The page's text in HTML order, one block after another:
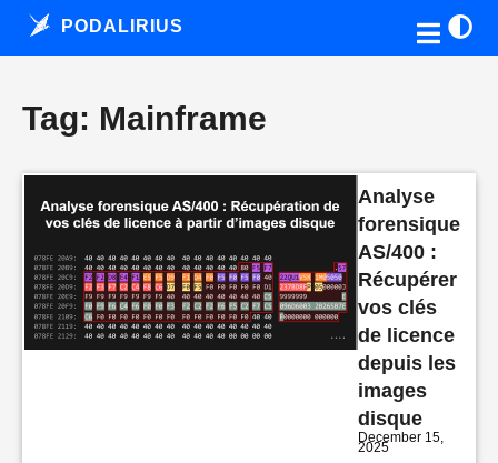
PODALIRIUS
Tag: Mainframe
Analyse
forensique
AS/400 :
Récupérer
vos clés
de licence
depuis les
images
disque
December 15,
2025